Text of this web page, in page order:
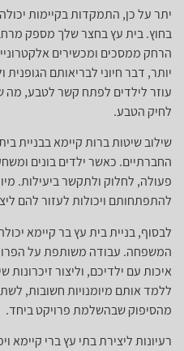
יתר על כן, התמקדות בקיימות
בחוץ. בית עץ בחצר שלך מספק
הרחק ממסכים ומכשירים
יותר, דבר חיוני לבריאותם
עוזר לילדים לפתח קשר לטבע, מה
לחיק הטבע.
שילוב שיטות ברות קיימא בבניית
החברתיים. כאשר ילדים בונים
פעולה, לחלוק ולתקשר ביעילות.
להתפתחותם ויכולות לעזור להם
לבסוף, בניית בית עץ בר קיימא
המשפחה. עבודה משותפת על
איכות עם ילדיכם, וליצור זיכרונות
ללמד אותם מיומנויות חשובות,
מהסיפוק שבהשלמת פרויקט ביחד.
רעיונות ליצירת בתי עץ ברי קיימא